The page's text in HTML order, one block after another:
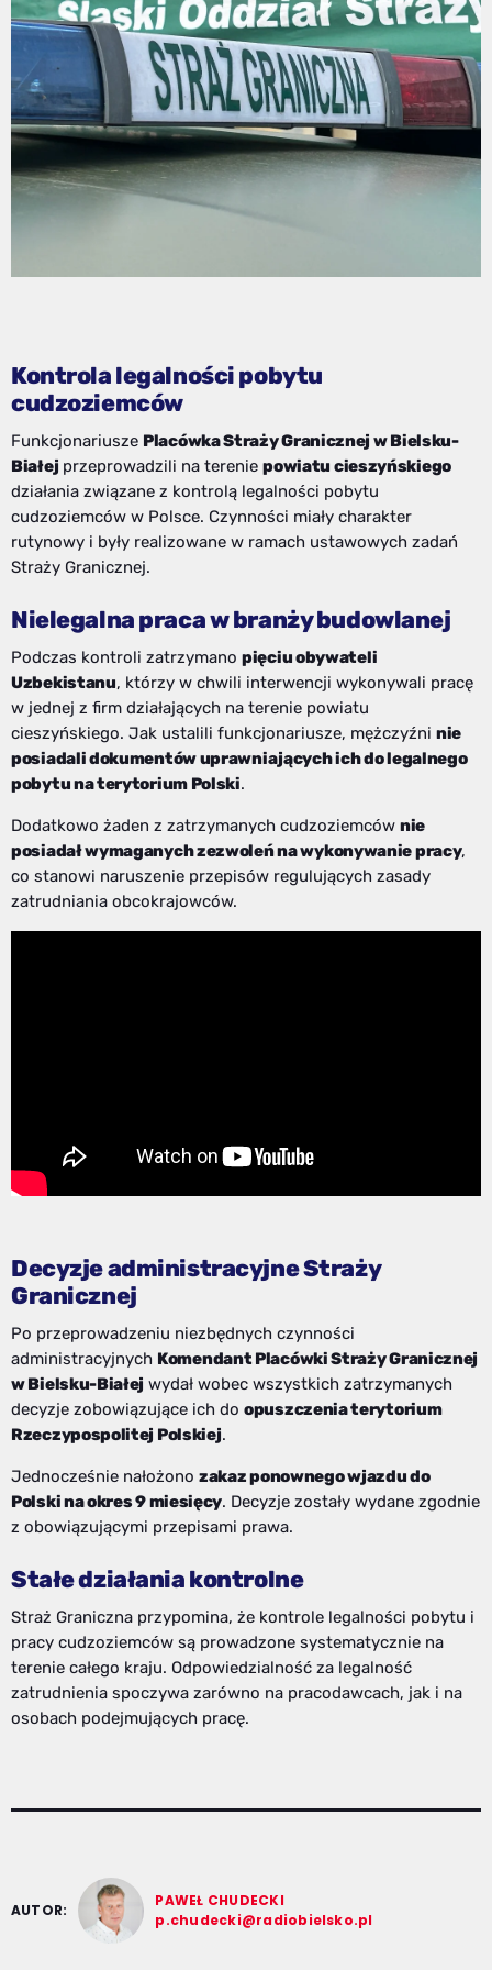
Kontrola legalności pobytu
cudzoziemców
Funkcjonariusze Placówka Straży Granicznej w Bielsku-
Białej przeprowadzili na tereniepowiatu cieszyńskiego
działania związane z kontrolą legalności pobytu
cudzoziemców w Polsce. Czynności miały charakter
rutynowy i były realizowane w ramach ustawowych zadań
Straży Granicznej.
Nielegalna praca w branży budowlanej
Podczas kontroli zatrzymano pięciu obywateli
Uzbekistanu, którzy w chwili interwencji wykonywali pracę
w jednej z firm działających na terenie powiatu
cieszyńskiego. Jak ustalili funkcjonariusze, mężczyźni nie
posiadali dokumentów uprawniających ich do legalnego
pobytu na terytorium Polski.
Dodatkowo żaden z zatrzymanych cudzoziemców nie
posiadał wymaganych zezwoleń na wykonywanie pracy,
co stanowi naruszenie przepisów regulujących zasady
zatrudniania obcokrajowców.
Decyzje administracyjne Straży
Granicznej
Po przeprowadzeniu niezbędnych czynności
administracyjnych Komendant Placówki Straży Granicznej
w Bielsku-Białej wydał wobec wszystkich zatrzymanych
decyzje zobowiązujące ich do opuszczenia terytorium
Rzeczypospolitej Polskiej.
Jednocześnie nałożono zakaz ponownego wjazdu do
Polski na okres 9 miesięcy. Decyzje zostały wydane zgodnie
z obowiązującymi przepisami prawa.
Stałe działania kontrolne
Straż Graniczna przypomina, że kontrole legalności pobytu i
pracy cudzoziemców są prowadzone systematycznie na
terenie całego kraju. Odpowiedzialność za legalność
zatrudnienia spoczywa zarówno na pracodawcach, jak i na
osobach podejmujących pracę.
AUTOR:
PAWEŁ CHUDECKI
p.chudecki@radiobielsko.pl